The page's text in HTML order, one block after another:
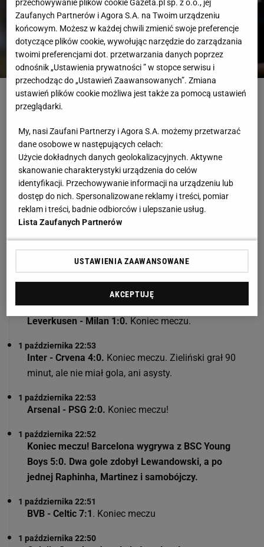
Fot. REUTERS/Pablo Morano
RELACJA NA ŻYWO Zakończona
1 października 22:55
Tutaj relacja z meczu Barcelona - BSC Young Boys.
Lewandowski bohaterem
Leverkusen - Milan 1:0. Koniec meczu.
1 października 22:53
Inter - Crvena 4:0. Koniec meczu. Zieliński grał 90
minut, ale nie miał gola, ani asysty.
1 października 22:53
Arsenal - PSG 2:0. Koniec meczu!
1 października 22:52
Koniec meczu! Barcelona wygrywa z BSC Young
Boys 5:0. Dwa gole zdobył Lewandowski, a po
jednej Raphinha, Martinez i samobójczy.
1 października 22:51
BVB - Celtic 7:1 . Koniec meczu
1 października 22:50
przechowywanie plików cookie Gazeta.pl sp. z o.o., jej
Zaufanych Partnerów i Agora S.A. na Twoim urządzeniu
końcowym. Możesz w każdej chwili zmienić swoje preferencje
dotyczące plików cookie, wywołując narzędzie do zarządzania
twoimi preferencjami dot. przetwarzania danych poprzez
odnośnik „Ustawienia prywatności ” w stopce serwisu i
przechodząc do „Ustawień Zaawansowanych”. Zmiana
ustawień plików cookie możliwa jest także za pomocą ustawień
przeglądarki.
My, nasi Zaufani Partnerzy i Agora S.A. możemy przetwarzać
dane osobowe w następujących celach:
Użycie dokładnych danych geolokalizacyjnych. Aktywne
skanowanie charakterystyki urządzenia do celów
identyfikacji. Przechowywanie informacji na urządzeniu lub
dostęp do nich. Spersonalizowane reklamy i treści, pomiar
reklam i treści, badnie odbiorców i ulepszanie usług.
Lista Zaufanych Partnerów
USTAWIENIA ZAAWANSOWANE
AKCEPTUJĘ